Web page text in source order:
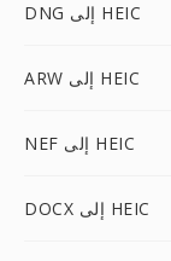
DNG إلى HEIC
ARW إلى HEIC
NEF إلى HEIC
DOCX إلى HEIC